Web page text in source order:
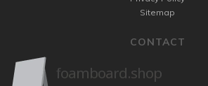
Sitemap
CONTACT